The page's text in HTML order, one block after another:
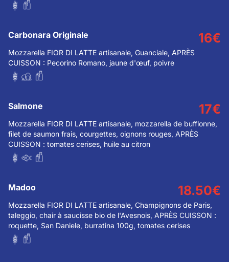
Carbonara Originale 16€
Mozzarella FIOR DI LATTE artisanale, Guanciale, APRÈS
CUISSON : Pecorino Romano, jaune d'œuf, poivre
Salmone 17€
Mozzarella FIOR DI LATTE artisanale, mozzarella de bufflonne,
filet de saumon frais, courgettes, oignons rouges, APRÈS
CUISSON : tomates cerises, huile au citron
Madoo 18.50€
Mozzarella FIOR DI LATTE artisanale, Champignons de Paris,
taleggio, chair à saucisse bio de l'Avesnois, APRÈS CUISSON :
roquette, San Daniele, burratina 100g, tomates cerises